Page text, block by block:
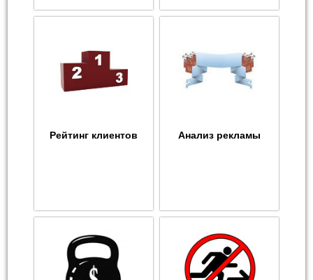
Рейтинг клиентов Анализ рекламы